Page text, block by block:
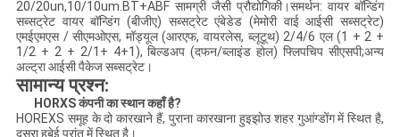
20/20un,10/10um.BT+ABF सामग्री जैसी प्रौद्योगिकी।समर्थन: वायर बॉन्डिंग
सब्सट्रेट वायर बॉन्डिंग (बीजीए) सब्सट्रेट एंबेडेड (मेमोरी वाई आईसी सब्सट्रेट)
एमईएमएस / सीएमओएस, मॉड्यूल (आरएफ, वायरलेस, ब्लूटूथ) 2/4/6 एल (1 + 2 +
1/2 + 2 + 2/1+ 4+1), बिल्डअप (दफन/ब्लाइंड होल) फ्लिपचिप सीएसपी;अन्य
अल्ट्रा आईसी पैकेज सब्सट्रेट।
सामान्य प्रश्न:
HORXS कंपनी का स्थान कहाँ है?
HOREXS समूह के दो कारखाने हैं, पुराना कारखाना हुइझोउ शहर गुआंग्डोंग में स्थित है,
दूसरा हुबेई प्रांत में स्थित है।